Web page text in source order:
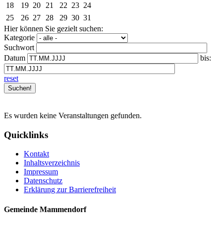
18
19 20 21 22 23 24
25
26 27 28 29 30 31
Hier können Sie gezielt suchen:
Kategorie
Suchwort
Datum
bis:
reset
Es wurden keine Veranstaltungen gefunden.
Quicklinks
Kontakt
Inhaltsverzeichnis
Impressum
Datenschutz
Erklärung zur Barrierefreiheit
Gemeinde Mammendorf